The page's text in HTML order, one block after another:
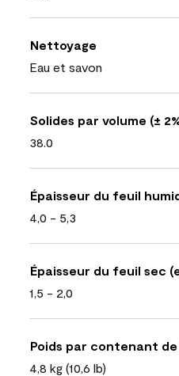
Nettoyage
Eau et savon
Solides par volume (±
38.0
Épaisseur du feuil
4,0 - 5,3
Épaisseur du feuil sec
1,5 - 2,0
Poids par contenant de
4,8 kg (10,6 lb)